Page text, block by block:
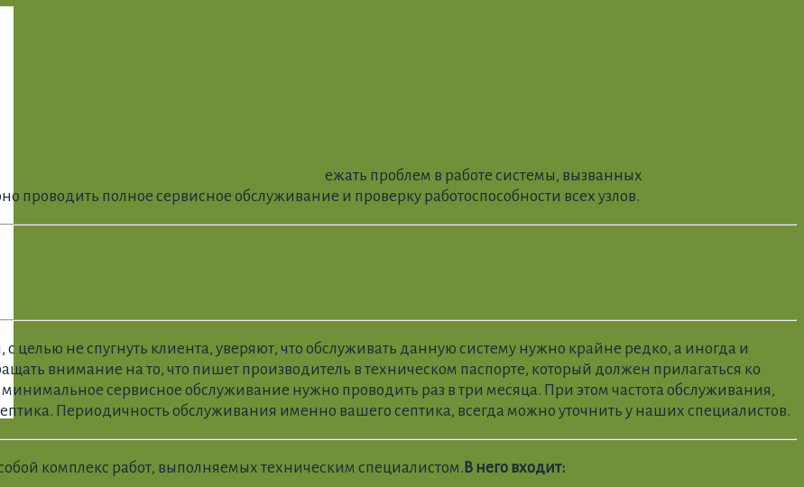
ежать проблем в работе системы, вызванных
полное сервисное обслуживание и проверку работоспособности всех узлов.
целью не спугнуть клиента, уверяют, что обслуживать данную систему нужно крайне редко, а иногда и
внимание на то, что пишет производитель в техническом паспорте, который должен прилагаться ко
сервисное обслуживание нужно проводить раз в три месяца. При этом частота обслуживания,
Периодичность обслуживания именно вашего септика, всегда можно уточнить у наших специалистов.
комплекс работ, выполняемых техническим специалистом. В него входит: